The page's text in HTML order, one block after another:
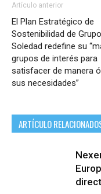
Artículo anterior
El Plan Estratégico de
Sostenibilidad de Grupo
Soledad redefine su
grupos de interés para
satisfacer de manera
sus necesidades”
ARTÍCULO